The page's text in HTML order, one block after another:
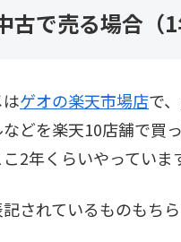
古で売る場合（1
ゲオの楽天市場店で
どを楽天10店舗で買
2年くらいやっていま
されているものもち